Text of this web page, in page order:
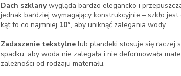
Dach szklanywygląda bardzo elegancko i
jednak bardziej wymagający konstrukcyjnie – szkło
kąt to co najmniej 10°, aby uniknąć zalegania wody.
Zadaszenie tekstylne lub plandeki stosuje się raczej
spadku, aby woda nie zalegała i nie deformowała
zależności od rodzaju materiału.